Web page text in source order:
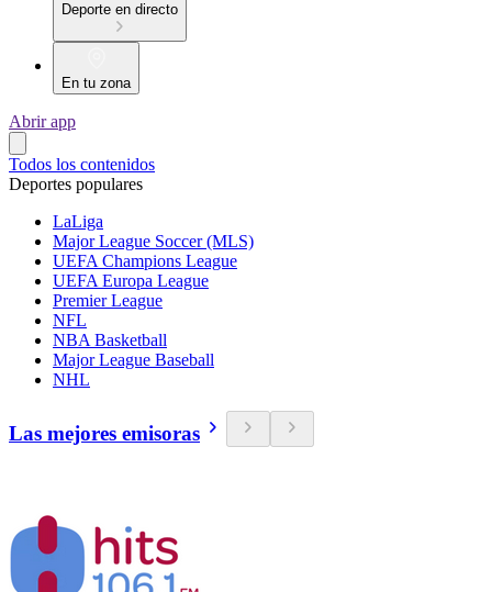
Deporte en directo
En tu zona
Abrir app
Todos los contenidos
Deportes populares
LaLiga
Major League Soccer (MLS)
UEFA Champions League
UEFA Europa League
Premier League
NFL
NBA Basketball
Major League Baseball
NHL
Las mejores emisoras